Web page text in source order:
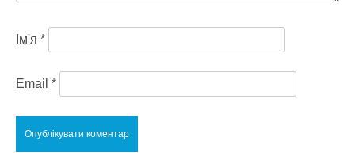
Ім'я *
Email *